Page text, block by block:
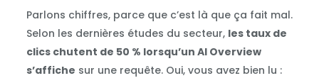
Parlons chiffres, parce que c’est là que ça fait mal.
Selon les dernières études du secteur, les taux de
clics chutent de 50 % lorsqu’un AI Overview
s’affiche sur une requête. Oui, vous avez bien lu :